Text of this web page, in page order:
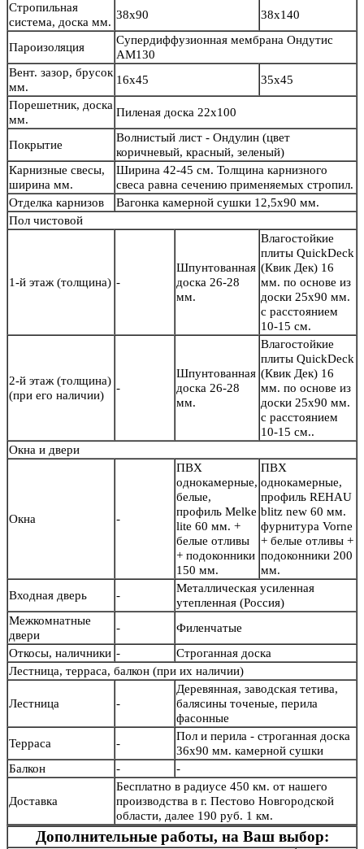
Стропильная
система, доска мм.
38х90 38х140
Пароизоляция
Супердиффузионная мембрана Ондутис
АМ130
Вент. зазор, брусок
мм.
16х45
35х45
Порешетник, доска
мм.
Пиленая доска 22х100
Покрытие
Волнистый лист - Ондулин (цвет
коричневый, красный, зеленый)
Карнизные свесы,
ширина мм.
Ширина 42-45 см. Толщина карнизного
свеса равна сечению применяемых стропил.
Отделка карнизов
Вагонка камерной сушки 12,5х90 мм.
Пол чистовой
1-й этаж (толщина) -
Шпунтованная
доска 26-28
мм.
Влагостойкие
плиты QuickDeck
(Квик Дек) 16
мм. по основе из
доски 25х90 мм.
с расстоянием
10-15 см.
2-й этаж (толщина)
(при его наличии)
-
Шпунтованная
доска 26-28
мм.
Влагостойкие
плиты QuickDeck
(Квик Дек) 16
мм. по основе из
доски 25х90 мм.
с расстоянием
10-15 см..
Окна и двери
Окна -
ПВХ
однокамерные,
белые,
профиль Melke
lite 60 мм. +
белые отливы
+ подоконники
150 мм.
ПВХ
однокамерные,
профиль REHAU
blitz new 60 мм.
фурнитура Vorne
+ белые отливы +
подоконники 200
мм.
Входная дверь
-
Металлическая усиленная
утепленная (Россия)
Межкомнатные
двери
-
Филенчатые
Откосы, наличники -
Строганная доска
Лестница, терраса, балкон (при их наличии)
Лестница -
Деревянная, заводская тетива,
балясины точеные, перила
фасонные
Терраса
-
Пол и перила - строганная доска
36х90 мм. камерной сушки
Балкон
- -
Доставка
Бесплатно в радиусе 450 км. от нашего
производства в г. Пестово Новгородской
области, далее 190 руб. 1 км.
Дополнительные работы, на Ваш выбор: